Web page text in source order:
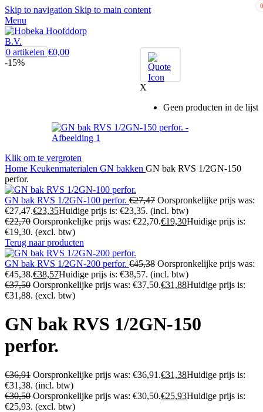
Skip to navigation Skip to main content
Menu
0
X
Geen producten in de lijst
0 artikelen €0,00
-15%
Klik om te vergroten
Home Keukenmaterialen GN bakken GN bak RVS 1/2GN-150
perfor.
GN bak RVS 1/2GN-100 perfor. €27,47 Oorspronkelijke prijs was:
€27,47.€23,35Huidige prijs is: €23,35. (incl. btw)
€22,70 Oorspronkelijke prijs was: €22,70.€19,30Huidige prijs is:
€19,30. (excl. btw)
Terug naar producten
GN bak RVS 1/2GN-200 perfor. €45,38 Oorspronkelijke prijs was:
€45,38.€38,57Huidige prijs is: €38,57. (incl. btw)
€37,50 Oorspronkelijke prijs was: €37,50.€31,88Huidige prijs is:
€31,88. (excl. btw)
GN bak RVS 1/2GN-150
perfor.
€36,91 Oorspronkelijke prijs was: €36,91.€31,38Huidige prijs is:
€31,38. (incl. btw)
€30,50 Oorspronkelijke prijs was: €30,50.€25,93Huidige prijs is:
€25,93. (excl. btw)